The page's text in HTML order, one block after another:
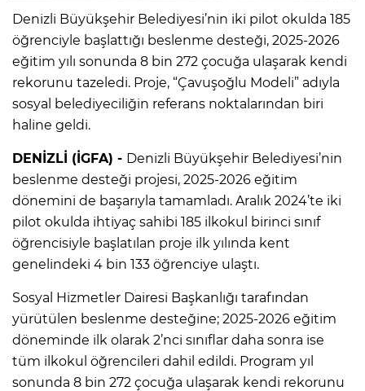
Denizli Büyükşehir Belediyesi’nin iki pilot okulda 185
öğrenciyle başlattığı beslenme desteği, 2025-2026
eğitim yılı sonunda 8 bin 272 çocuğa ulaşarak kendi
rekorunu tazeledi. Proje, “Çavuşoğlu Modeli” adıyla
sosyal belediyeciliğin referans noktalarından biri
haline geldi.
DENİZLİ (İGFA) - Denizli Büyükşehir Belediyesi’nin
beslenme desteği projesi, 2025-2026 eğitim
dönemini de başarıyla tamamladı. Aralık 2024’te iki
pilot okulda ihtiyaç sahibi 185 ilkokul birinci sınıf
öğrencisiyle başlatılan proje ilk yılında kent
genelindeki 4 bin 133 öğrenciye ulaştı.
Sosyal Hizmetler Dairesi Başkanlığı tarafından
yürütülen beslenme desteğine; 2025-2026 eğitim
döneminde ilk olarak 2’nci sınıflar daha sonra ise
tüm ilkokul öğrencileri dahil edildi. Program yıl
sonunda 8 bin 272 çocuğa ulaşarak kendi rekorunu